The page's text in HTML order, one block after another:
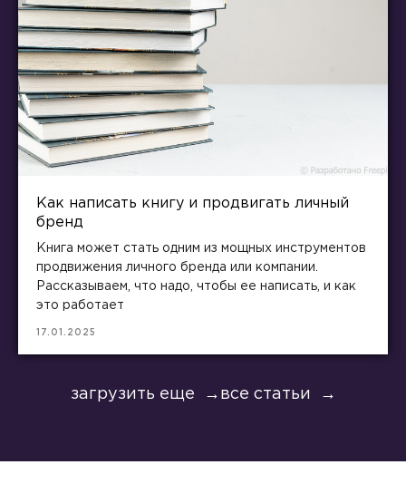
Как написать книгу и продвигать личный
бренд
Книга может стать одним из мощных инструментов
продвижения личного бренда или компании.
Рассказываем, что надо, чтобы ее написать, и как
это работает
17.01.2025
загрузить еще все статьи